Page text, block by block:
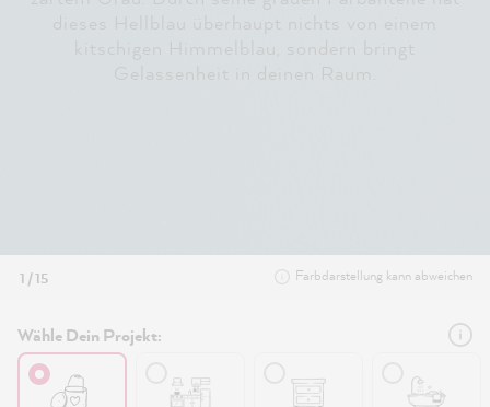
dieses Hellblau überhaupt nichts von einem
kitschigen Himmelblau, sondern bringt
Gelassenheit in deinen Raum.
1 / 15 Farbdarstellung kann abweichen
Wähle Dein Projekt: